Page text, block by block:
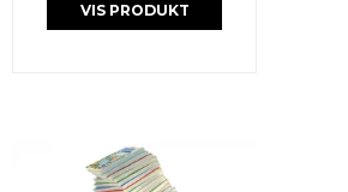
VIS PRODUKT